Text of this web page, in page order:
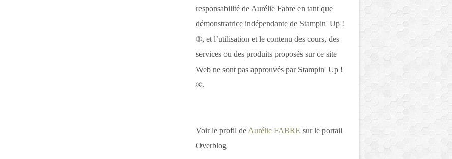
responsabilité de Aurélie Fabre en tant que
démonstratrice indépendante de Stampin' Up !
®, et l’utilisation et le contenu des cours, des
services ou des produits proposés sur ce site
Web ne sont pas approuvés par Stampin' Up !
®.
Voir le profil de Aurélie FABRE sur le portail
Overblog